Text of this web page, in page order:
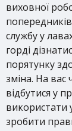
виховної
службу у
горді
порятунку
зміна. На вас
відбутися у
використати
зробити